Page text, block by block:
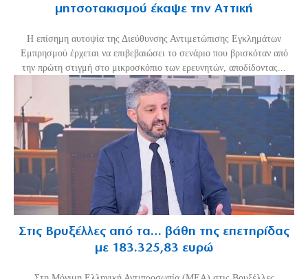
μητσοτακισμού έκαψε την Αττική
Η επίσημη αυτοψία της Διεύθυνσης Αντιμετώπισης Εγκλημάτων
Εμπρησμού έρχεται να επιβεβαιώσει το σενάριο που βρισκόταν από
την πρώτη στιγμή στο μικροσκόπιο των ερευνητών, αποδίδοντας...
Στις Βρυξέλλες από τα… βάθη της επετηρίδας
με 183.325,83 ευρώ